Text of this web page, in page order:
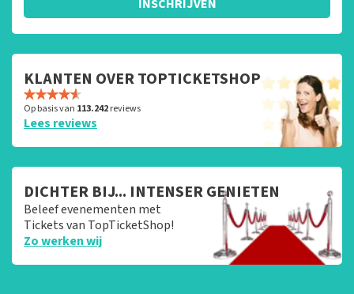
INSCHRIJVEN
KLANTEN OVER TOPTICKETSHOP
Op basis van 113.242reviews
Lees reviews
DICHTER BIJ... INTENSER GENIETEN
Beleef evenementen met
Tickets van TopTicketShop!
Zo werken wij